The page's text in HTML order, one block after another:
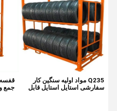
خانه
Q235 مواد اولیه سنگین کار
سفارشی استایل استایل قابل
قفسه
جمع